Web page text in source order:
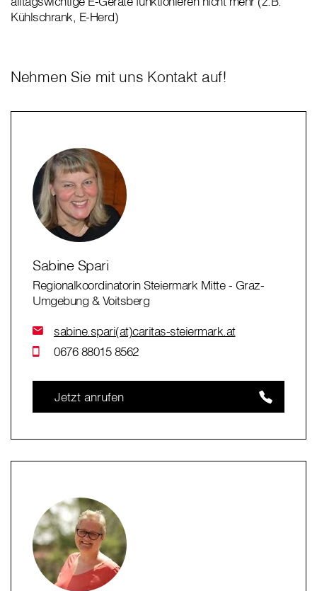
Kühlschrank, E-Herd)
Nehmen Sie mit uns Kontakt auf!
Sabine Spari
Regionalkoordinatorin Steiermark Mitte - Graz-
Umgebung & Voitsberg
sabine.spari(at)caritas-steiermark.at
0676 88015 8562
Jetzt anrufen